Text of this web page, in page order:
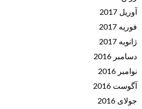
آوریل 2017
فوریه 2017
ژانویه 2017
دسامبر 2016
نوامبر 2016
آگوست 2016
جولای 2016